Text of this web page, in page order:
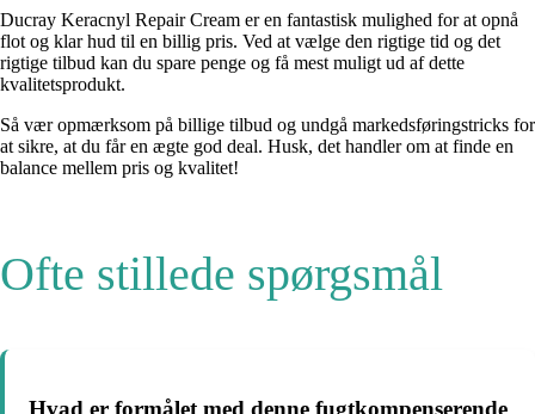
Ducray Keracnyl Repair Cream er en fantastisk mulighed for at opnå
flot og klar hud til en billig pris. Ved at vælge den rigtige tid og det
rigtige tilbud kan du spare penge og få mest muligt ud af dette
kvalitetsprodukt.
Så vær opmærksom på billige tilbud og undgå markedsføringstricks for
at sikre, at du får en ægte god deal. Husk, det handler om at finde en
balance mellem pris og kvalitet!
Ofte stillede spørgsmål
Hvad er formålet med denne fugtkompenserende